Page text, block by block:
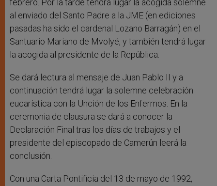
febrero. Por la tarde tendrá lugar la acogida solemne
al enviado del Santo Padre a la JME (en ediciones
pasadas ha sido el cardenal Lozano Barragán) en el
Santuario Mariano de Mvolyé, y también tendrá lugar
la acogida al presidente de la República.
Se dará lectura al mensaje de Juan Pablo II y a
continuación tendrá lugar la solemne celebración
eucarística con la Unción de los Enfermos. En la
ceremonia de clausura se dará a conocer la
Declaración Final tras los días de trabajos y el
presidente del episcopado de Camerún leerá la
conclusión.
Con una Carta Pontificia del 13 de mayo de 1992,